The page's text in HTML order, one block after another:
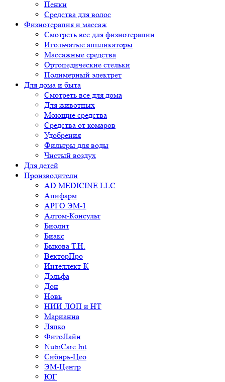
Пенки
Средства для волос
Физиотерапия и массаж
Смотреть все для физиотерапии
Игольчатые аппликаторы
Массажные средства
Ортопедические стельки
Полимерный электрет
Для дома и быта
Смотреть все для дома
Для животных
Моющие средства
Средства от комаров
Удобрения
Фильтры для воды
Чистый воздух
Для детей
Производители
AD MEDICINE LLC
Апифарм
АРГО ЭМ-1
Алтом-Консульт
Биолит
Биакс
Быкова Т.Н.
ВекторПро
Интеллект-К
Дэльфа
Дон
Новь
НИИ ЛОП и НТ
Марианна
Ляпко
ФитоЛайн
NutriCare Int
Сибирь-Цео
ЭМ-Центр
ЮГ